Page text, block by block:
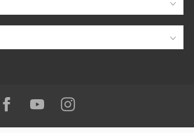
ons op:
Facebook
YoutubeInstagram